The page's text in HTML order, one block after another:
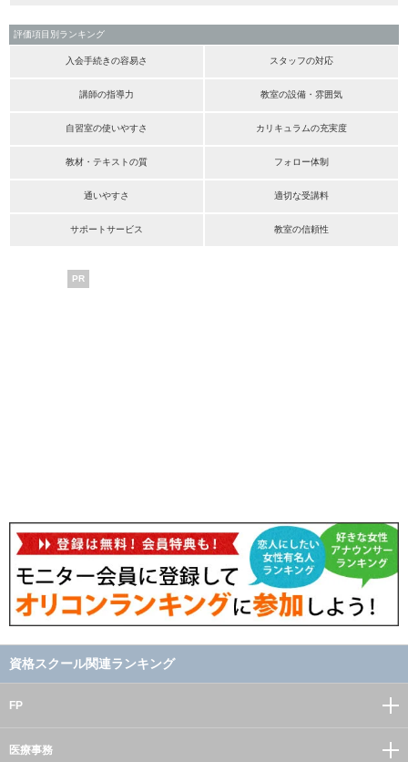
評価項目別ランキング
入会手続きの容易さ スタッフの対応
講師の指導力 教室の設備・雰囲気
自習室の使いやすさ カリキュラムの充実度
教材・テキストの質 フォロー体制
通いやすさ 適切な受講料
サポートサービス 教室の信頼性
PR
資格スクール関連ランキング
FP
医療事務